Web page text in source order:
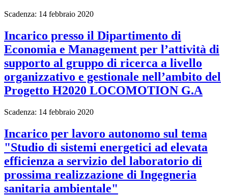
Scadenza: 14 febbraio 2020
Incarico presso il Dipartimento di
Economia e Management per l’attività di
supporto al gruppo di ricerca a livello
organizzativo e gestionale nell’ambito del
Progetto H2020 LOCOMOTION G.A
Scadenza: 14 febbraio 2020
Incarico per lavoro autonomo sul tema
"Studio di sistemi energetici ad elevata
efficienza a servizio del laboratorio di
prossima realizzazione di Ingegneria
sanitaria ambientale"